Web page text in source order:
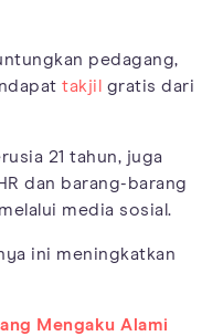
pedagang,
takjil
gratis dari
21 tahun, juga
dan barang-barang
media sosial.
ini meningkatkan
Mengaku Alami